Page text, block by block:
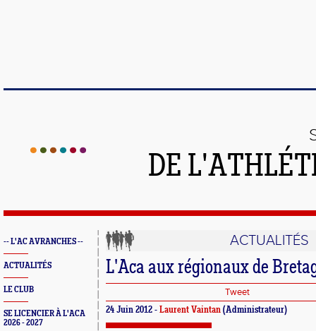
DE
-- L'AC AVRANCHES --
ACTUALITÉS
LE CLUB
SE LICENCIER À L'ACA
2026 - 2027
ACTUALITÉS
L'Aca aux régionaux de
Tweet
24 Juin 2012 - Laurent Vaintan (Administrateur)